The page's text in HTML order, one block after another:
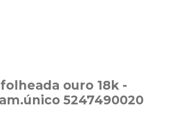
ouro 18k -
5247490020